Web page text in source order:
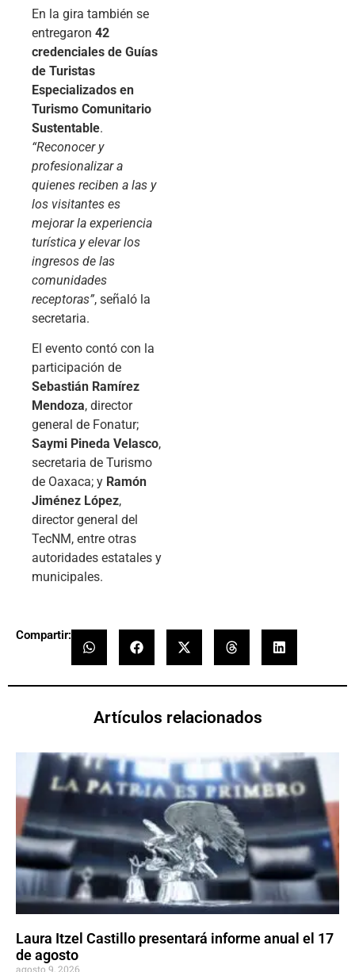
En la gira también se
entregaron 42
credenciales de Guías
de Turistas
Especializados en
Turismo Comunitario
Sustentable.
“Reconocer y
profesionalizar a
quienes reciben a las y
los visitantes es
mejorar la experiencia
turística y elevar los
ingresos de las
comunidades
receptoras”, señaló la
secretaria.
El evento contó con la
participación de
Sebastián Ramírez
Mendoza, director
general de Fonatur;
Saymi Pineda Velasco,
secretaria de Turismo
de Oaxaca; y Ramón
Jiménez López,
director general del
TecNM, entre otras
autoridades estatales y
municipales.
Compartir:
Artículos relacionados
Laura Itzel Castillo presentará informe anual el 17
de agosto
agosto 9, 2026